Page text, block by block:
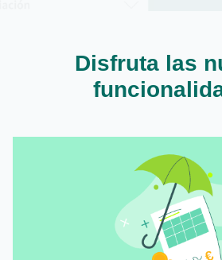
Disfruta las